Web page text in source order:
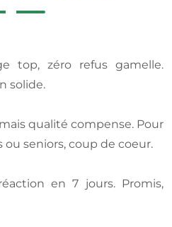
top, zéro refus gamelle.
solide.
qualité compense. Pour
seniors, coup de coeur.
en 7 jours. Promis,